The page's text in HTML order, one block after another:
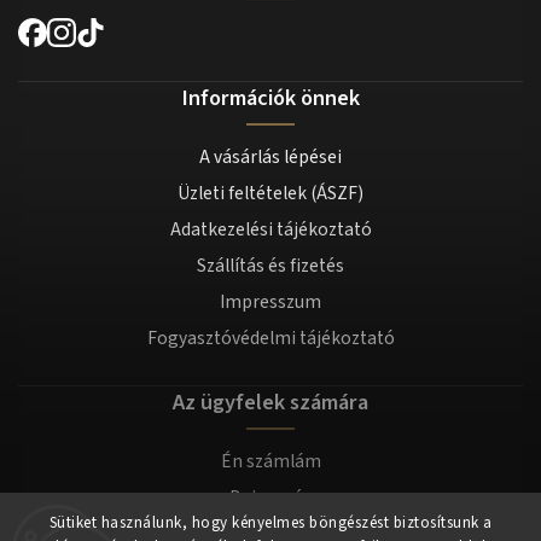
Sütiket használunk, hogy kényelmes böngészést biztosítsunk a
Információk önnek
A vásárlás lépései
Üzleti feltételek (ÁSZF)
Adatkezelési tájékoztató
Szállítás és fizetés
Impresszum
Fogyasztóvédelmi tájékoztató
Az ügyfelek számára
Én számlám
Bejegyzés
Bejelentkezés